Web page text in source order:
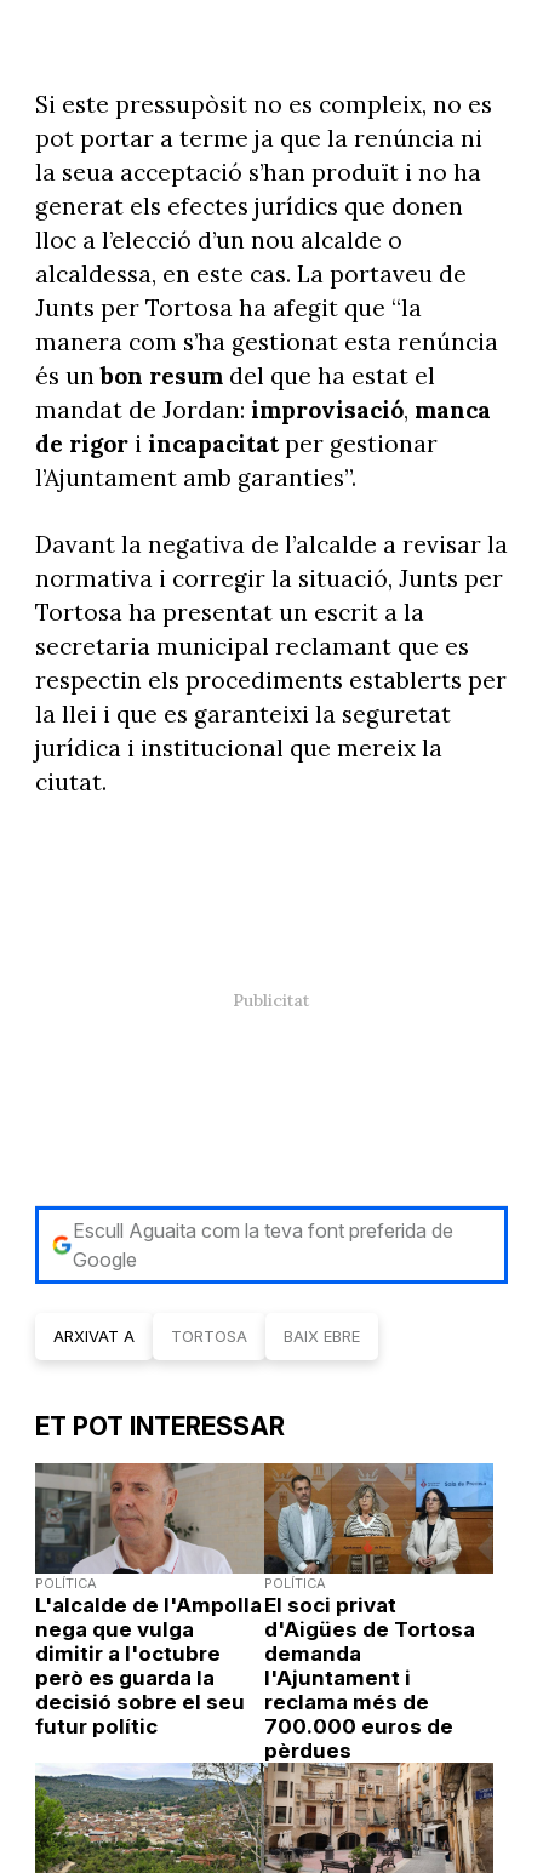
Si este pressupòsit no es compleix, no es
pot portar a terme ja que la renúncia ni
la seua acceptació s’han produït i no ha
generat els efectes jurídics que donen
lloc a l’elecció d’un nou alcalde o
alcaldessa, en este cas. La portaveu de
Junts per Tortosa ha afegit que “la
manera com s’ha gestionat esta renúncia
és unbon resumdel que ha estat el
mandat de Jordan: improvisació, manca
de rigori incapacitatper gestionar
l’Ajuntament amb garanties”.
Davant la negativa de l’alcalde a revisar la
normativa i corregir la situació, Junts per
Tortosa ha presentat un escrit a la
secretaria municipal reclamant que es
respectin els procediments establerts per
la llei i que es garanteixi la seguretat
jurídica i institucional que mereix la
ciutat.
Escull Aguaita com la teva font preferida de
Google
ARXIVAT A TORTOSA BAIX EBRE
ET POT INTERESSAR
POLÍTICA
L'alcalde de l'Ampolla
nega que vulga
dimitir a l'octubre
però es guarda la
decisió sobre el seu
futur polític
POLÍTICA
El soci privat
d'Aigües de Tortosa
demanda
l'Ajuntament i
reclama més de
700.000 euros de
pèrdues